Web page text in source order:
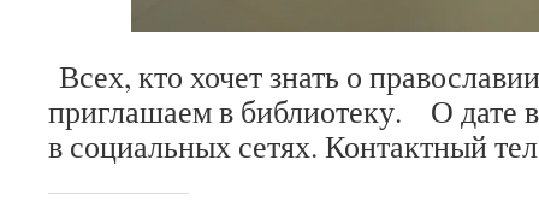
Всех, кто хочет знать о
приглашаем в библиотеку. О дате
в социальных сетях. Контактный